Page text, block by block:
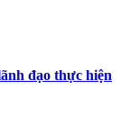
đạo thực hiện